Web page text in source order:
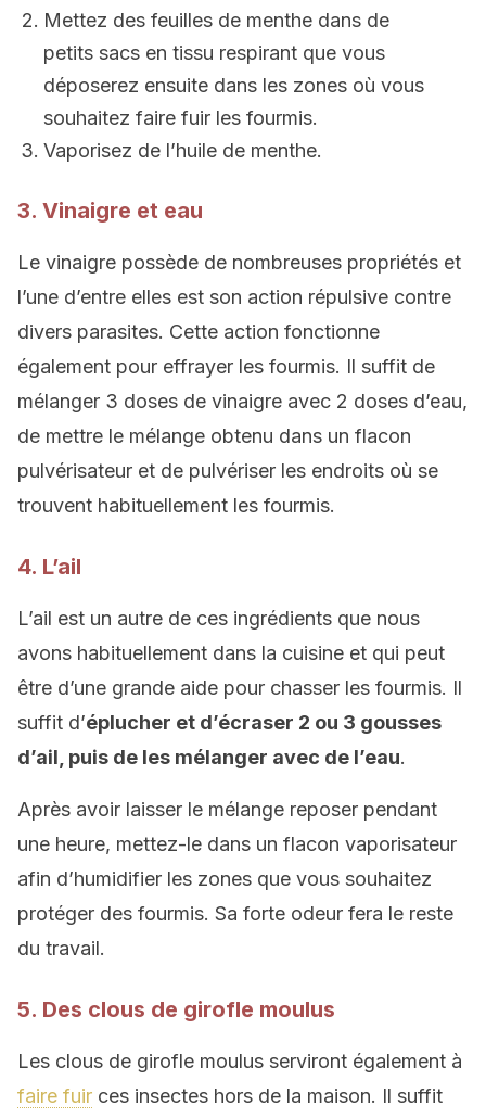
Mettez des feuilles de menthe dans de
petits sacs en tissu respirant que vous
déposerez ensuite dans les zones où vous
souhaitez faire fuir les fourmis.
Vaporisez de l’huile de menthe.
3. Vinaigre et eau
Le vinaigre possède de nombreuses propriétés et
l’une d’entre elles est son action répulsive contre
divers parasites. Cette action fonctionne
également pour effrayer les fourmis. Il suffit de
mélanger 3 doses de vinaigre avec 2 doses d’eau,
de mettre le mélange obtenu dans un flacon
pulvérisateur et de pulvériser les endroits où se
trouvent habituellement les fourmis.
4. L’ail
L’ail est un autre de ces ingrédients que nous
avons habituellement dans la cuisine et qui peut
être d’une grande aide pour chasser les fourmis. Il
suffit d’éplucher et d’écraser 2 ou 3 gousses
d’ail, puis de les mélanger avec de l’eau.
Après avoir laisser le mélange reposer pendant
une heure, mettez-le dans un flacon vaporisateur
afin d’humidifier les zones que vous souhaitez
protéger des fourmis. Sa forte odeur fera le reste
du travail.
5. Des clous de girofle moulus
Les clous de girofle moulus serviront également à
faire fuir ces insectes hors de la maison. Il suffit